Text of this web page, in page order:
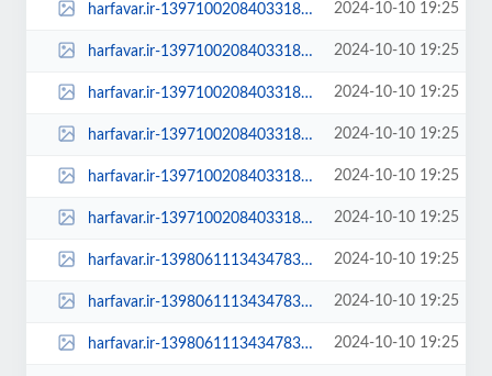
harfavar.ir-1397100208403318916201184-250x150.jpg 2024-10-10 19:25
harfavar.ir-1397100208403318916201184-300x209.jpg 2024-10-10 19:25
harfavar.ir-1397100208403318916201184-450x300.jpg 2024-10-10 19:25
harfavar.ir-1397100208403318916201184-600x400.jpg 2024-10-10 19:25
harfavar.ir-1397100208403318916201184-768x535.jpg 2024-10-10 19:25
harfavar.ir-1397100208403318916201184.jpg 2024-10-10 19:25
harfavar.ir-1398061113434783718275644-100x70.jpg 2024-10-10 19:25
harfavar.ir-1398061113434783718275644-250x150.jpg 2024-10-10 19:25
harfavar.ir-1398061113434783718275644-300x209.jpg 2024-10-10 19:25